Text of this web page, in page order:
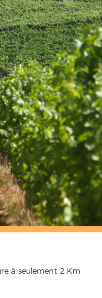
à seulement 2 Km